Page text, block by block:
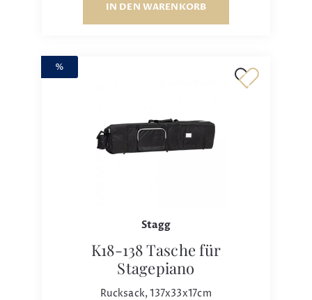
IN DEN WARENKORB
%
Stagg
K18-138 Tasche für
Stagepiano
Rucksack, 137x33x17cm